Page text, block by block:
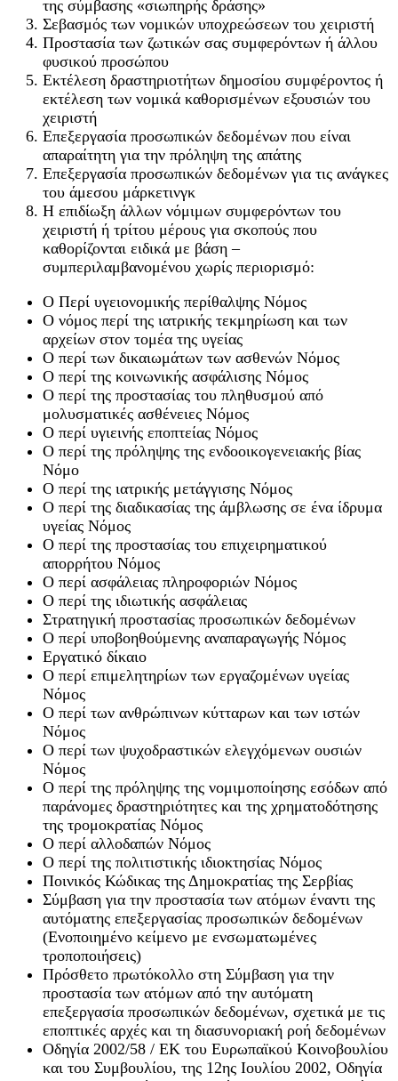
της σύμβασης «σιωπηρής δράσης»
Σεβασμός των νομικών υποχρεώσεων του χειριστή
Προστασία των ζωτικών σας συμφερόντων ή άλλου
φυσικού προσώπου
Εκτέλεση δραστηριοτήτων δημοσίου συμφέροντος ή
εκτέλεση των νομικά καθορισμένων εξουσιών του
χειριστή
Επεξεργασία προσωπικών δεδομένων που είναι
απαραίτητη για την πρόληψη της απάτης
Επεξεργασία προσωπικών δεδομένων για τις ανάγκες
του άμεσου μάρκετινγκ
Η επιδίωξη άλλων νόμιμων συμφερόντων του
χειριστή ή τρίτου μέρους για σκοπούς που
καθορίζονται ειδικά με βάση –
συμπεριλαμβανομένου χωρίς περιορισμό:
Ο Περί υγειονομικής περίθαλψης Νόμος
Ο νόμος περί της ιατρικής τεκμηρίωση και των
αρχείων στον τομέα της υγείας
Ο περί των δικαιωμάτων των ασθενών Νόμος
Ο περί της κοινωνικής ασφάλισης Νόμος
Ο περί της προστασίας του πληθυσμού από
μολυσματικές ασθένειες Νόμος
Ο περί υγιεινής εποπτείας Νόμος
Ο περί της πρόληψης της ενδοοικογενειακής βίας
Νόμο
Ο περί της ιατρικής μετάγγισης Νόμος
Ο περί της διαδικασίας της άμβλωσης σε ένα ίδρυμα
υγείας Νόμος
Ο περί της προστασίας του επιχειρηματικού
απορρήτου Νόμος
Ο περί ασφάλειας πληροφοριών Νόμος
Ο περί της ιδιωτικής ασφάλειας
Στρατηγική προστασίας προσωπικών δεδομένων
Ο περί υποβοηθούμενης αναπαραγωγής Νόμος
Εργατικό δίκαιο
Ο περί επιμελητηρίων των εργαζομένων υγείας
Νόμος
Ο περί των ανθρώπινων κύτταρων και των ιστών
Νόμος
Ο περί των ψυχοδραστικών ελεγχόμενων ουσιών
Νόμος
Ο περί της πρόληψης της νομιμοποίησης εσόδων από
παράνομες δραστηριότητες και της χρηματοδότησης
της τρομοκρατίας Νόμος
Ο περί αλλοδαπών Νόμος
Ο περί της πολιτιστικής ιδιοκτησίας Νόμος
Ποινικός Κώδικας της Δημοκρατίας της Σερβίας
Σύμβαση για την προστασία των ατόμων έναντι της
αυτόματης επεξεργασίας προσωπικών δεδομένων
(Ενοποιημένο κείμενο με ενσωματωμένες
τροποποιήσεις)
Πρόσθετο πρωτόκολλο στη Σύμβαση για την
προστασία των ατόμων από την αυτόματη
επεξεργασία προσωπικών δεδομένων, σχετικά με τις
εποπτικές αρχές και τη διασυνοριακή ροή δεδομένων
Οδηγία 2002/58 / ΕΚ του Ευρωπαϊκού Κοινοβουλίου
και του Συμβουλίου, της 12ης Ιουλίου 2002, Οδηγία